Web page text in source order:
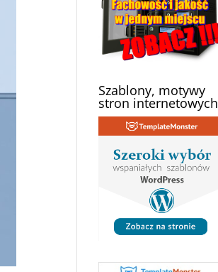
Szablony, motywy
stron internetowych